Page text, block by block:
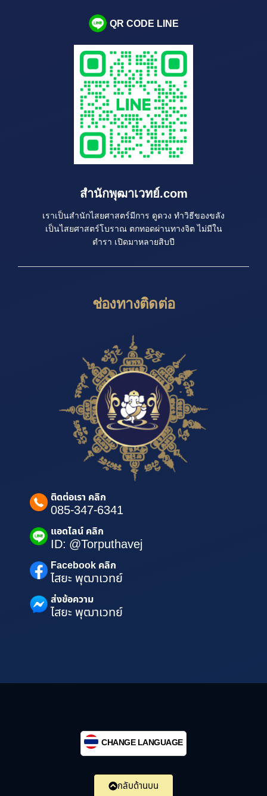
QR CODE LINE
สำนักพุฒาเวทย์.com
เราเป็นสำนักไสยศาสตร์มีการ ดูดวง ทำวิธีของขลัง
เป็นไสยศาสตร์โบราณ ตกทอดผ่านทางจิต ไม่มีใน
ตำรา เปิดมาหลายสิบปี
ช่องทางติดต่อ
ติดต่อเรา คลิก
085-347-6341
แอดไลน์ คลิก
ID: @Torputhavej
Facebook คลิก
ไสยะ พุฒาเวทย์
ส่งข้อความ
ไสยะ พุฒาเวทย์
CHANGE LANGUAGE
กลับด้านบน